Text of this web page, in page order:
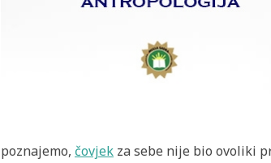
poznajemo, čovjek za sebe nije bio ovoliki